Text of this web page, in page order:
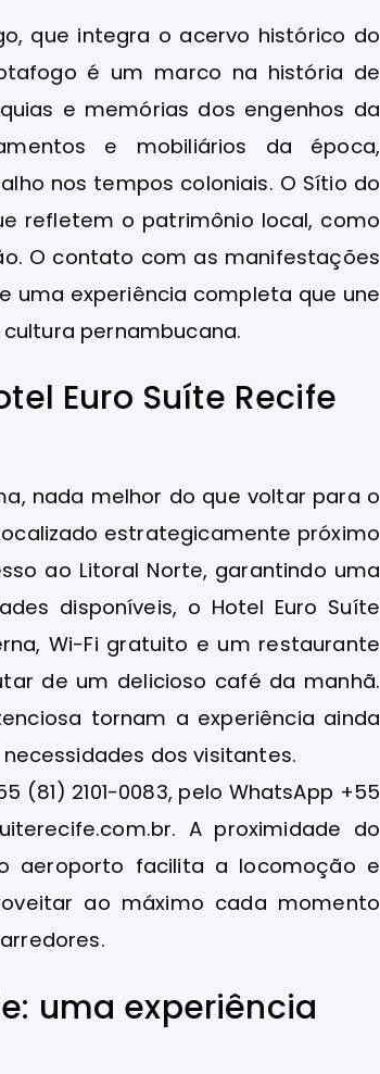
que integra o acervo histórico do
é um marco na história de
e memórias dos engenhos da
e mobiliários da época,
nos tempos coloniais. O Sítio do
refletem o patrimônio local, como
O contato com as manifestações
uma experiência completa que une
pernambucana.
Euro Suíte Recife
nada melhor do que voltar para o
estrategicamente próximo
ao Litoral Norte, garantindo uma
disponíveis, o Hotel Euro Suíte
Wi-Fi gratuito e um restaurante
de um delicioso café da manhã.
tornam a experiência ainda
dos visitantes.
2101-0083, pelo WhatsApp +55
A proximidade do
aeroporto facilita a locomoção e
ao máximo cada momento
uma experiência